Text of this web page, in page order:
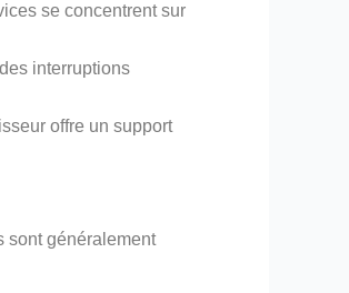
se concentrent sur
interruptions
offre un support
sont généralement